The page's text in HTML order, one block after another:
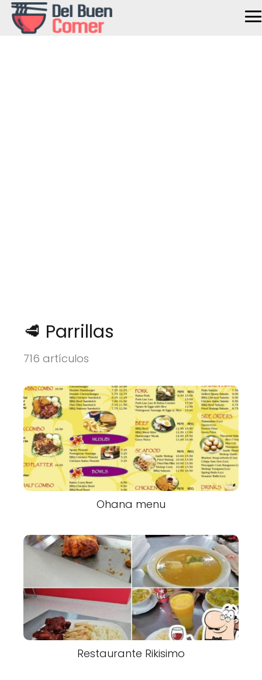
🥩 Parrillas
716 artículos
Ohana menu
Restaurante Rikisimo